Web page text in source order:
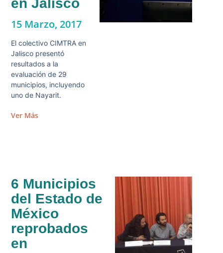
15 Marzo, 2017
El colectivo CIMTRA en
Jalisco presentó
resultados a la
evaluación de 29
municipios, incluyendo
uno de Nayarit.
Ver Más
6 Municipios
del Estado de
México
reprobados
en